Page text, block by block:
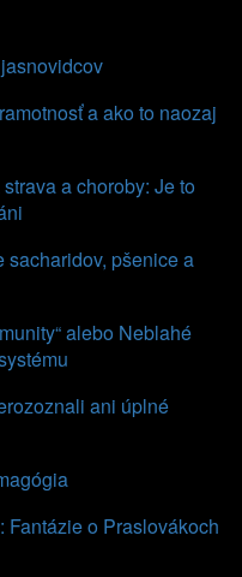
a ako to naozaj
a choroby: Je to
sacharidov, pšenice a
alebo Neblahé
ani úplné
o Praslovákoch